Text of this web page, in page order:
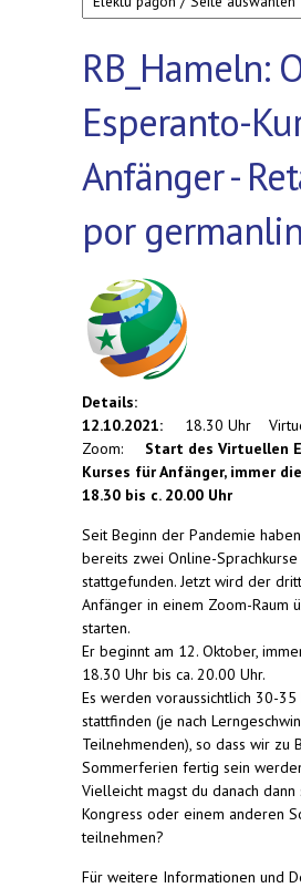
RB_Hameln:
Esperanto-
Anfänger -
por
Details:
12.10.2021: 18.30 Uhr
Zoom: Start des Virtuellen
Kurses für Anfänger, immer
18.30 bis c. 20.00 Uhr
Seit Beginn der Pandemie
bereits zwei Online-
stattgefunden. Jetzt wird der
Anfänger in einem Zoom-Raum
starten.
Er beginnt am 12. Oktober,
18.30 Uhr bis ca. 20.00 Uhr.
Es werden voraussichtlich 30-35
stattfinden (je nach
Teilnehmenden), so dass wir zu
Sommerferien fertig sein
Vielleicht magst du danach dann
Kongress oder einem anderen
teilnehmen?
Für weitere Informationen und